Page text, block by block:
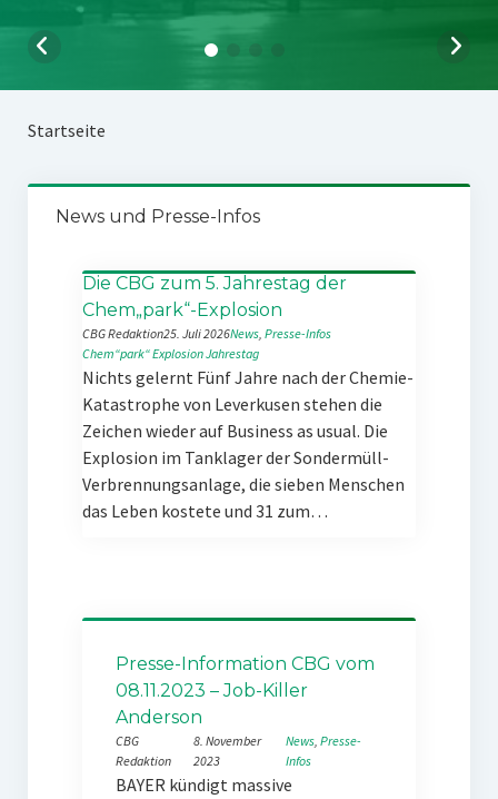
Startseite
News und Presse-Infos
Die CBG zum 5. Jahrestag der
Chem„park“-Explosion
CBG Redaktion25. Juli 2026News, Presse-Infos
Chem“park“ExplosionJahrestag
Nichts gelernt Fünf Jahre nach der Chemie-
Katastrophe von Leverkusen stehen die
Zeichen wieder auf Business as usual. Die
Explosion im Tanklager der Sondermüll-
Verbrennungsanlage, die sieben Menschen
das Leben kostete und 31 zum…
Presse-Information CBG vom
08.11.2023 – Job-Killer
Anderson
CBG
Redaktion
8. November
2023
News, Presse-
Infos
BAYER kündigt massive